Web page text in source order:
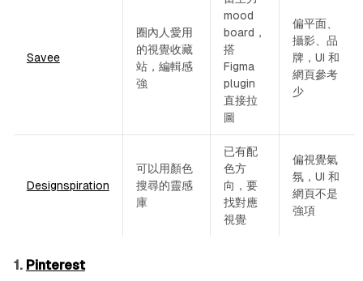
Savee
圈內人愛用
的視覺收藏
站，編輯感
強
mood
board，
搭
Figma
plugin
直接拉
圖
偏平面、
攝影、品
牌，UI 和
網頁參考
少
Designspiration
可以用顏色
搜尋的靈感
庫
已有配
色方
向，要
找對應
視覺
偏視覺氣
氛，UI 和
網頁不是
強項
1. Pinterest